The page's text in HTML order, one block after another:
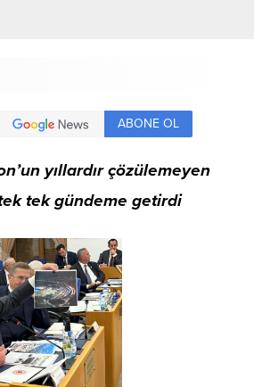
ABONE OL
yıllardır çözülemeyen
tek tek gündeme getirdi